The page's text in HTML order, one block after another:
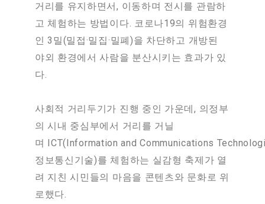
거리를 유지하면서, 이동하며 전시를 관람하
고 체험하는 방법이다. 코로나19의 위험환경
인 3밀(밀접·밀집·밀폐)을 차단하고 개방된
야외 환경에서 사람을 분산시키는 효과가 있
다.
사회적 거리두기가 진행 중인 가운데, 의정부
의 시내 중심부에서 거리를 거닐
며 ICT(Information and Communications
정보통신기술)를 체험하는 실감형 축제가 열
려 지친 시민들의 마음을 콘텐츠와 문화로 위
로했다.